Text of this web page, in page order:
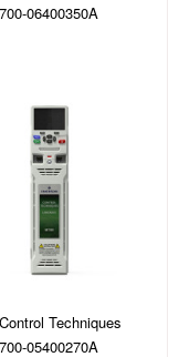
06400350A
Techniques
05400270A